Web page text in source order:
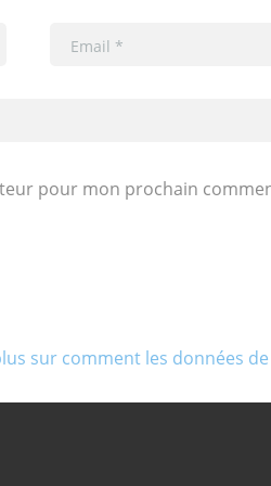
pour mon prochain
sur comment les données